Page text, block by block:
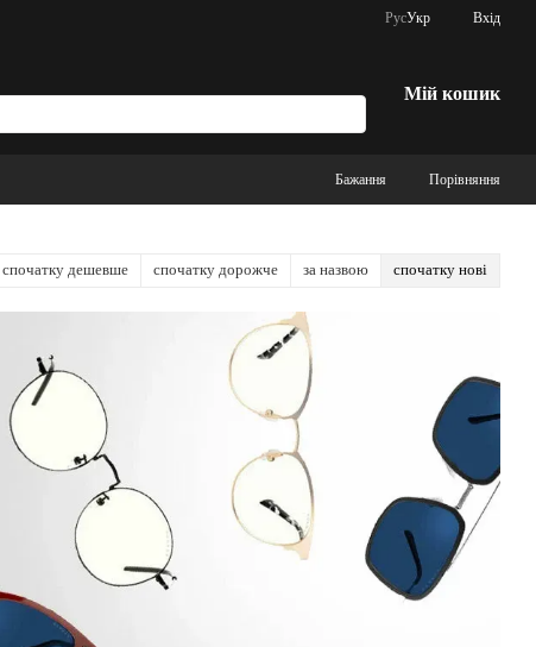
РусУкр Вхід
Мій кошик
Бажання Порівняння
спочатку дешевше спочатку дорожче за назвою спочатку нові